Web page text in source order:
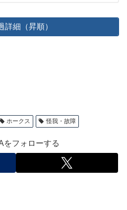
詳細（昇順）
ホークス 怪我・故障
をフォローする